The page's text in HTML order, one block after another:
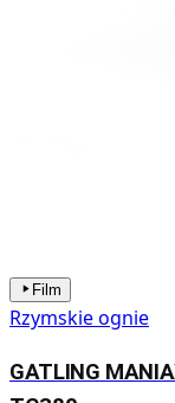
Film
Rzymskie ognie
GATLING